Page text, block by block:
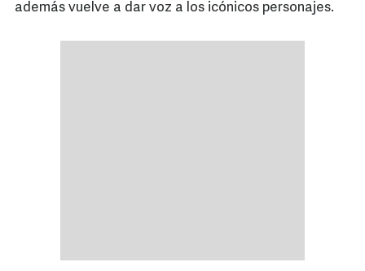
además vuelve a dar voz a los icónicos personajes.